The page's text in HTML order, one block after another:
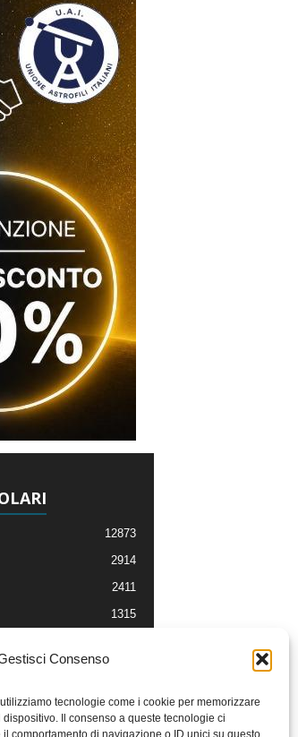
Consenso
tecnologie come i cookie per memorizzare
Il consenso a queste tecnologie ci
comportamento di navigazione o ID unici su questo
12873
2914
2411
1315